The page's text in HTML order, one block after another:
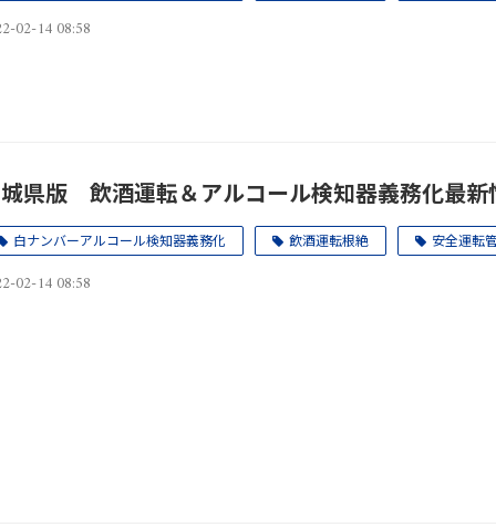
02-14 08:58
県版 飲酒運転＆アルコール検知器義務化最新
白ナンバーアルコール検知器義務化 飲酒運転根絶 安全運転
02-14 08:58